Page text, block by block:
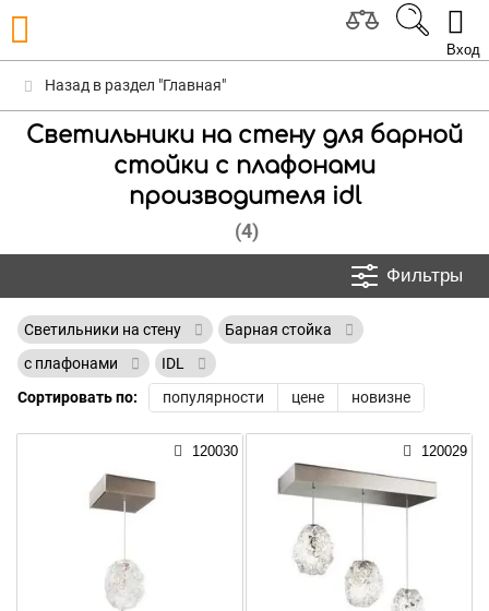
Вход
Назад в раздел "Главная"
Светильники на стену для барной
стойки с плафонами
производителя idl
(4)
Фильтры
Светильники на стену
Барная стойка
с плафонами
IDL
Сортировать по:
популярности цене новизне
120030 120029